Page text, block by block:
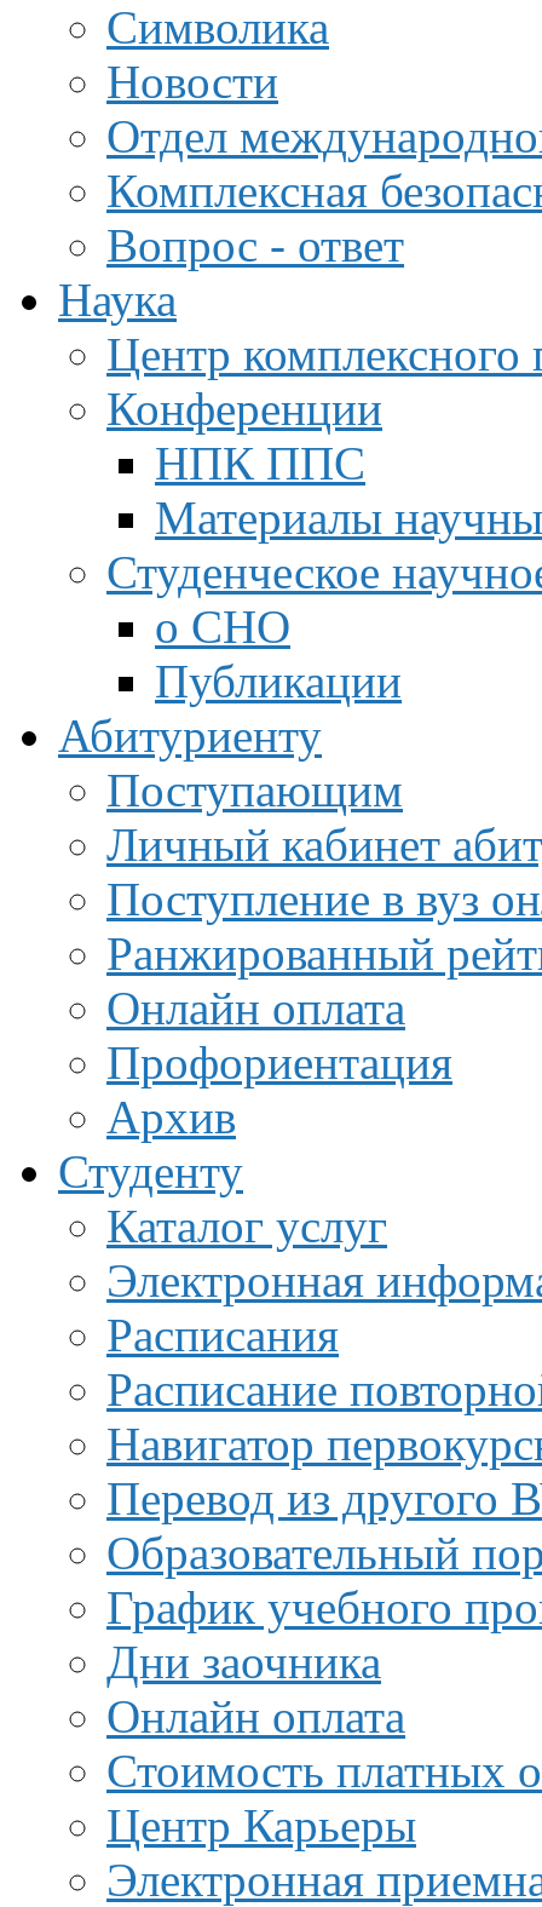
Символика
Новости
Отдел
Комплексная
Вопрос - ответ
Наука
Центр
Конференции
НПК ППС
Материалы
Студенческое
о СНО
Публикации
Абитуриенту
Поступающим
Личный кабинет
Поступление в вуз
Ранжированный
Онлайн оплата
Профориентация
Архив
Студенту
Каталог услуг
Электронная
Расписания
Расписание
Навигатор
Перевод из другого
Образовательный
График учебного
Дни заочника
Онлайн оплата
Стоимость платных
Центр Карьеры
Электронная